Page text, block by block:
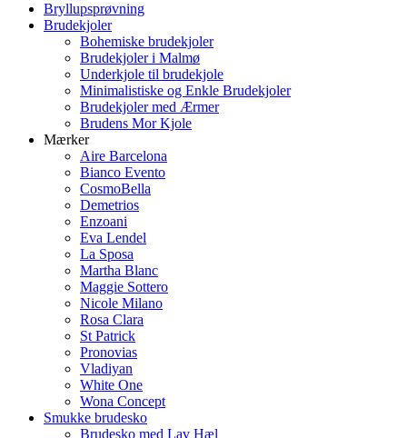
Bryllupsprøvning
Brudekjoler
Bohemiske brudekjoler
Brudekjoler i Malmø
Underkjole til brudekjole
Minimalistiske og Enkle Brudekjoler
Brudekjoler med Ærmer
Brudens Mor Kjole
Mærker
Aire Barcelona
Bianco Evento
CosmoBella
Demetrios
Enzoani
Eva Lendel
La Sposa
Martha Blanc
Maggie Sottero
Nicole Milano
Rosa Clara
St Patrick
Pronovias
Vladiyan
White One
Wona Concept
Smukke brudesko
Brudesko med Lav Hæl